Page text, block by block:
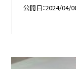
公開日 2024/04/